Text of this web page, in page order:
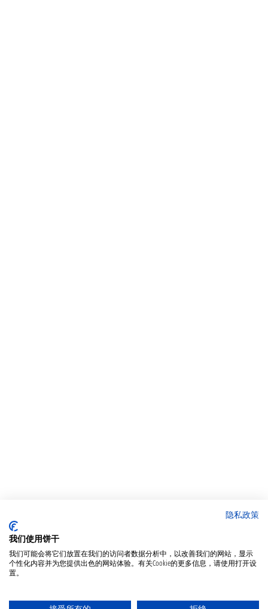
隐私政策
我们使用饼干
我们可能会将它们放置在我们的访问者数据分析中，以改善我们的网站，显示
个性化内容并为您提供出色的网站体验。有关Cookie的更多信息，请使用打开设
置。